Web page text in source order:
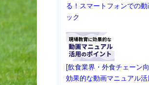
る！スマートフォンでの
ック
[飲食業界・外食チェーン
効果的な動画マニュアル